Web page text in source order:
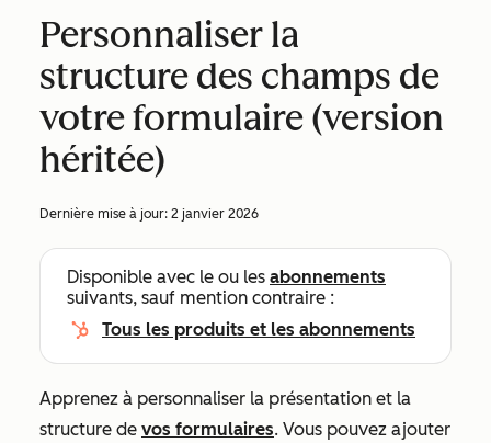
Personnaliser la
structure des champs de
votre formulaire (version
héritée)
Dernière mise à jour: 2 janvier 2026
Disponible avec le ou les abonnements
suivants, sauf mention contraire :
Tous les produits et les abonnements
Apprenez à personnaliser la présentation et la
structure de vos formulaires. Vous pouvez ajouter